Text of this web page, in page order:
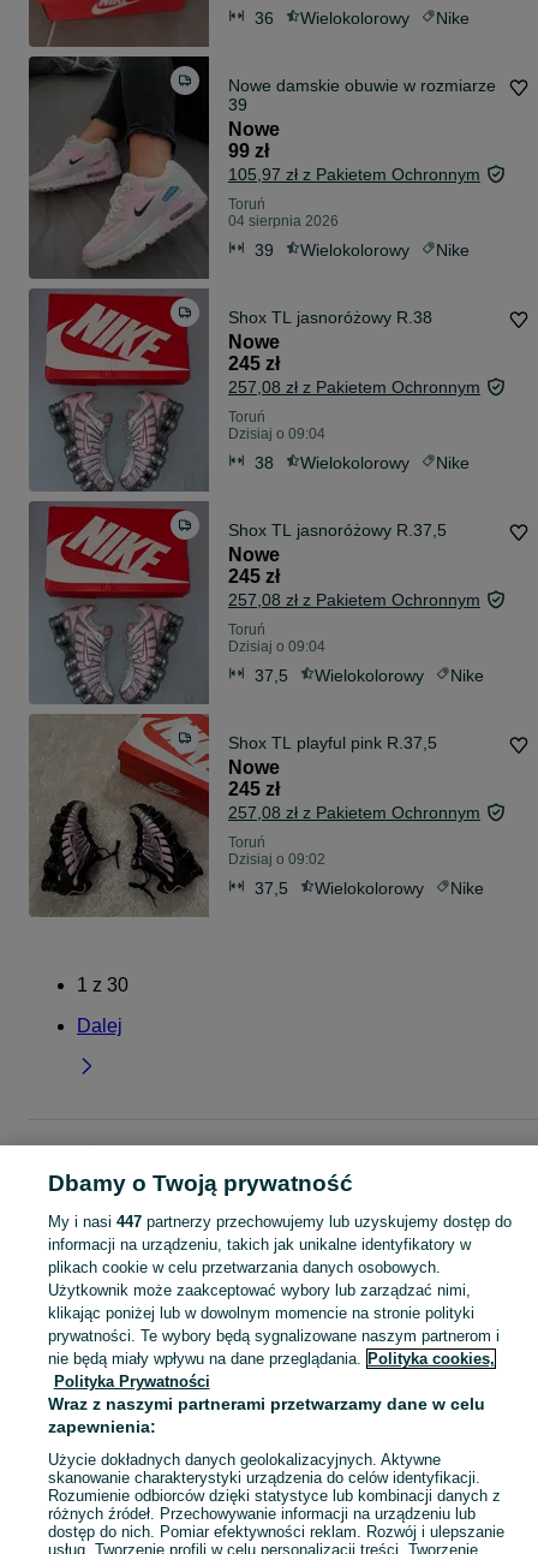
36 Wielokolorowy Nike
Nowe damskie obuwie w rozmiarze
39
Nowe
99 zł
105,97 zł z Pakietem Ochronnym
Toruń
04 sierpnia 2026
39 Wielokolorowy Nike
Shox TL jasnoróżowy R.38
Nowe
245 zł
257,08 zł z Pakietem Ochronnym
Toruń
Dzisiaj o 09:04
38 Wielokolorowy Nike
Shox TL jasnoróżowy R.37,5
Nowe
245 zł
257,08 zł z Pakietem Ochronnym
Toruń
Dzisiaj o 09:04
37,5 Wielokolorowy Nike
Shox TL playful pink R.37,5
Nowe
245 zł
257,08 zł z Pakietem Ochronnym
Toruń
Dzisiaj o 09:02
37,5 Wielokolorowy Nike
1 z 30
Dalej
- Kujawsko-pomorskie
Pozostałe - Toruń
KATEGORIA
Sprzedaż pozostałego obuwia sportowego damskiego Toruń ▶️ Różne marki i rozmiary ✅ Nowe i używane w atrakcyjnych cenach ✌ Znajdź oferty na OLX.pl! Zobacz
Mapa kategorii
Mapa miejscowości
Mapa ministron
Popularne wyszukiwania
Dbamy o Twoją prywatność
My i nasi 447partnerzy przechowujemy lub uzyskujemy dostęp do
informacji na urządzeniu, takich jak unikalne identyfikatory w
plikach cookie w celu przetwarzania danych osobowych.
Użytkownik może zaakceptować wybory lub zarządzać nimi,
klikając poniżej lub w dowolnym momencie na stronie polityki
prywatności. Te wybory będą sygnalizowane naszym partnerom i
nie będą miały wpływu na dane przeglądania. Polityka cookies,
Polityka Prywatności
Wraz z naszymi partnerami przetwarzamy dane w celu
zapewnienia:
Użycie dokładnych danych geolokalizacyjnych. Aktywne
skanowanie charakterystyki urządzenia do celów identyfikacji.
Rozumienie odbiorców dzięki statystyce lub kombinacji danych z
różnych źródeł. Przechowywanie informacji na urządzeniu lub
dostęp do nich. Pomiar efektywności reklam. Rozwój i ulepszanie
usług. Tworzenie profili w celu personalizacji treści. Tworzenie